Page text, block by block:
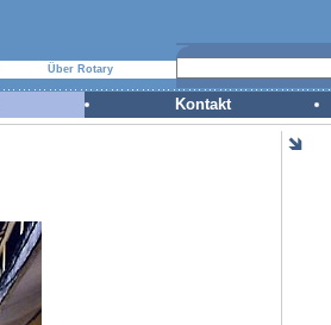
Über Rotary
Kontakt